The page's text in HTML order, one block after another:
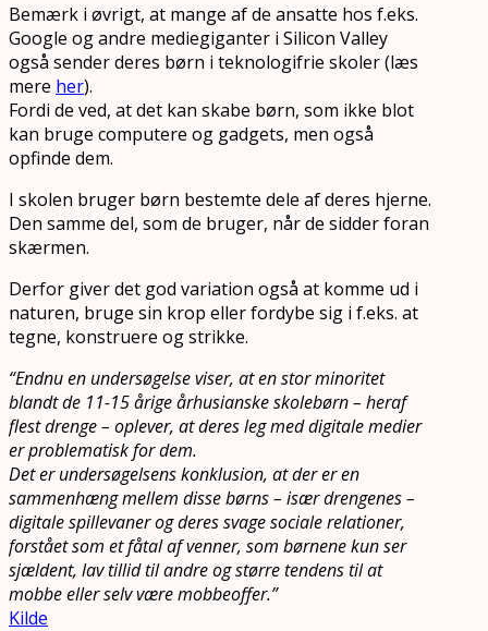
Bemærk i øvrigt, at mange af de ansatte hos f.eks.
Google og andre mediegiganter i Silicon Valley
også sender deres børn i teknologifrie skoler (læs
mere her).
Fordi de ved, at det kan skabe børn, som ikke blot
kan bruge computere og gadgets, men også
opfinde dem.
I skolen bruger børn bestemte dele af deres hjerne.
Den samme del, som de bruger, når de sidder foran
skærmen.
Derfor giver det god variation også at komme ud i
naturen, bruge sin krop eller fordybe sig i f.eks. at
tegne, konstruere og strikke.
“Endnu en undersøgelse viser, at en stor minoritet
blandt de 11-15 årige århusianske skolebørn – heraf
flest drenge – oplever, at deres leg med digitale medier
er problematisk for dem.
Det er undersøgelsens konklusion, at der er en
sammenhæng mellem disse børns – især drengenes –
digitale spillevaner og deres svage sociale relationer,
forstået som et fåtal af venner, som børnene kun ser
sjældent, lav tillid til andre og større tendens til at
mobbe eller selv være mobbeoffer.”
Kilde